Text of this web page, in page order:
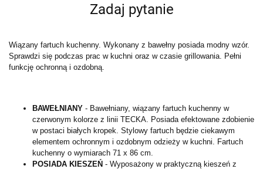
Zadaj pytanie
Wiązany fartuch kuchenny. Wykonany z bawełny posiada modny wzór.
Sprawdzi się podczas prac w kuchni oraz w czasie grillowania. Pełni
funkcję ochronną i ozdobną.
BAWEŁNIANY - Bawełniany, wiązany fartuch kuchenny w
czerwonym kolorze z linii TECKA. Posiada efektowane zdobienie
w postaci białych kropek. Stylowy fartuch będzie ciekawym
elementem ochronnym i ozdobnym odzieży w kuchni. Fartuch
kuchenny o wymiarach 71 x 86 cm.
POSIADA KIESZEŃ - Wyposażony w praktyczną kieszeń z